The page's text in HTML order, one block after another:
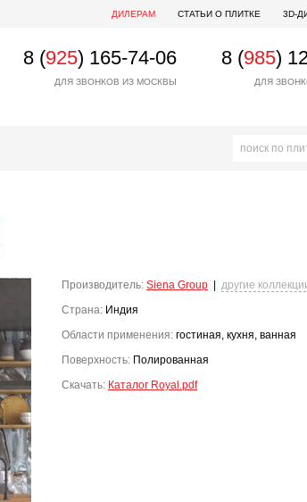
ДИЛЕРАМ СТАТЬИ О ПЛИТКЕ 3D-
8 (925) 165-74-06
ДЛЯ ЗВОНКОВ ИЗ МОСКВЫ
8 (985)
ДЛЯ
Производитель: Siena Group
другие
Страна: Индия
Области применения: гостиная, кухня, ванная
Поверхность: Полированная
Скачать: Каталог Royal.pdf